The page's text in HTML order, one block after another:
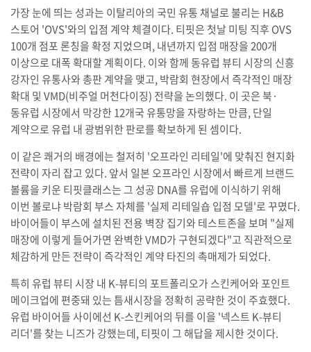
가장 눈에 띄는 성과는 이탈리아의 국민 유통 채널로 불리는 H&B
스토어 'OVS'와의 입점 계약 체결이다. 티핏은 첫날 미팅 직후 OVS
100개 점포 론칭을 확정 지었으며, 내년까지 입점 매장을 200개
이상으로 대폭 확대할 계획이다. 이와 함께 동유럽 뷰티 시장의 신흥
강자인 유통사와 총판 계약을 맺고, 박람회 현장에서 즉각적인 매장
확대 및 VMD(비주얼 머천다이징) 전략을 논의했다. 이 곳은 북·
동유럽 시장에서 막강한 12개국 유통망을 자랑하는 만큼, 단일
계약으로 유럽 내 광범위한 판로를 확보하게 된 셈이다.
이 같은 쾌거의 배경에는 철저히 '오프라인 리테일'에 맞춰진 현지화
전략이 자리 잡고 있다. 앞서 일본 오프라인 시장에서 빠르게 브랜드
볼륨을 키운 티핏클래스는 그 성공 DNA를 유럽에 이식하기 위해
이번 볼로냐 박람회 부스 자체를 '실제 리테일숍 입점 모델'로 꾸몄다.
바이어들이 부스에 설치된 전용 벽장 집기와 테스트존을 보며 "실제
매장에 이렇게 들어가면 완벽한 VMD가 구현되겠다"고 직관적으로
체감하게 만든 전략이 즉각적인 계약 타진의 촉매제가 되었다.
특히 유럽 뷰티 시장 내 K-뷰티의 포트폴리오가 스킨케어와 포인트
메이크업에 편중돼 있는 틈새시장을 정확히 공략한 것이 주효했다.
유럽 바이어들 사이에선 K-스킨케어의 뒤를 이을 '넥스트 K-뷰티
리더'를 찾는 니즈가 강했는데, 티핏이 그 해답을 제시한 것이다.